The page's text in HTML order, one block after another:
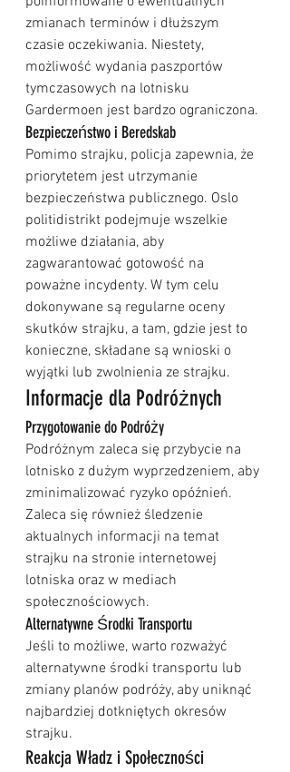
zmianach terminów i dłuższym
czasie oczekiwania. Niestety,
możliwość wydania paszportów
tymczasowych na lotnisku
Gardermoen jest bardzo ograniczona.
Bezpieczeństwo i Beredskab
Pomimo strajku, policja zapewnia, że
priorytetem jest utrzymanie
bezpieczeństwa publicznego. Oslo
politidistrikt podejmuje wszelkie
możliwe działania, aby
zagwarantować gotowość na
poważne incydenty. W tym celu
dokonywane są regularne oceny
skutków strajku, a tam, gdzie jest to
konieczne, składane są wnioski o
wyjątki lub zwolnienia ze strajku.
Informacje dla Podróżnych
Przygotowanie do Podróży
Podróżnym zaleca się przybycie na
lotnisko z dużym wyprzedzeniem, aby
zminimalizować ryzyko opóźnień.
Zaleca się również śledzenie
aktualnych informacji na temat
strajku na stronie internetowej
lotniska oraz w mediach
społecznościowych.
Alternatywne Środki Transportu
Jeśli to możliwe, warto rozważyć
alternatywne środki transportu lub
zmiany planów podróży, aby uniknąć
najbardziej dotkniętych okresów
strajku.
Reakcja Władz i Społeczności